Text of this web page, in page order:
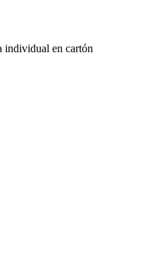
individual en cartón